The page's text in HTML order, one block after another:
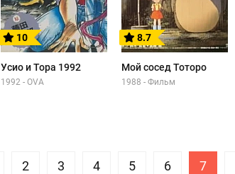
10
Усио и Тора 1992
1992 - OVA
8.7
Мой сосед Тоторо
1988 - Фильм
2 3 4 5 6 7